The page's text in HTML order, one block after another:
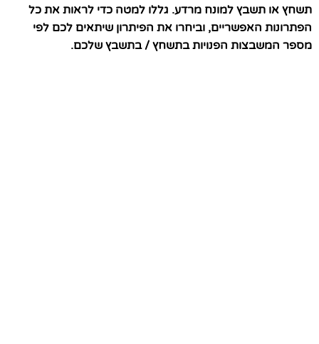
תשחץ או תשבץ למונח מרדע. גללו למטה כדי לראות את כל
הפתרונות האפשריים, וביחרו את הפיתרון שיתאים לכם לפי
מספר המשבצות הפנויות בתשחץ / בתשבץ שלכם.